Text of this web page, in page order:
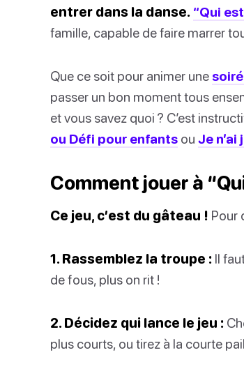
entrer dans la danse. “Qui
famille, capable de faire marrer
Que ce soit pour animer une
passer un bon moment tous
et vous savez quoi ? C’est
ou Défi pour enfants ou Je
Comment jouer à
Ce jeu, c’est du gâteau ! Pour
1. Rassemblez la troupe : Il
de fous, plus on rit !
2. Décidez qui lance le jeu :
plus courts, ou tirez à la courte